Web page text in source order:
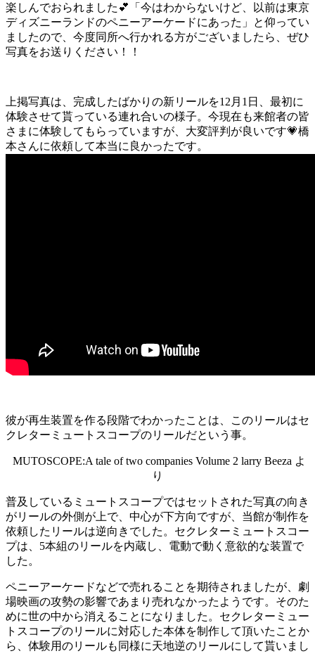
楽しんでおられました💕「今はわからないけど、以前は東京
ディズニーランドのペニーアーケードにあった」と仰ってい
ましたので、今度同所へ行かれる方がございましたら、ぜひ
写真をお送りください！！
上掲写真は、完成したばかりの新リールを12月1日、最初に
体験させて貰っている連れ合いの様子。今現在も来館者の皆
さまに体験してもらっていますが、大変評判が良いです💗橋
本さんに依頼して本当に良かったです。
彼が再生装置を作る段階でわかったことは、このリールはセ
クレターミュートスコープのリールだという事。
MUTOSCOPE:A tale of two companies Volume 2 larry Beeza よ
り
普及しているミュートスコープではセットされた写真の向き
がリールの外側が上で、中心が下方向ですが、当館が制作を
依頼したリールは逆向きでした。セクレターミュートスコー
プは、5本組のリールを内蔵し、電動で動く意欲的な装置で
した。
ペニーアーケードなどで売れることを期待されましたが、劇
場映画の攻勢の影響であまり売れなかったようです。そのた
めに世の中から消えることになりました。セクレターミュー
トスコープのリールに対応した本体を制作して頂いたことか
ら、体験用のリールも同様に天地逆のリールにして貰いまし